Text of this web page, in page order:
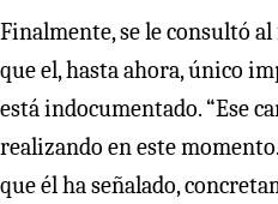
Finalmente, se le consultó
que el, hasta ahora, único
está indocumentado. “Ese
realizando en este
que él ha señalado,